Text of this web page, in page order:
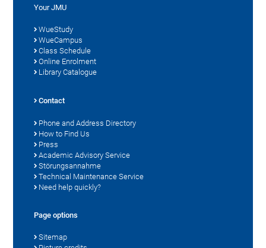
Your JMU
WueStudy
WueCampus
Class Schedule
Online Enrolment
Library Catalogue
Contact
Phone and Address Directory
How to Find Us
Press
Academic Advisory Service
Störungsannahme
Technical Maintenance Service
Need help quickly?
Page options
Sitemap